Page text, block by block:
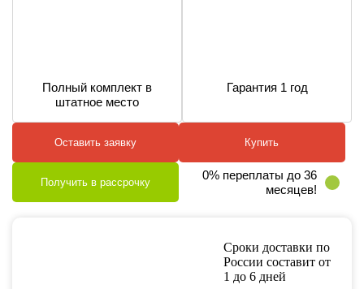
Полный комплект в
штатное место
Гарантия 1 год
Оставить заявку Купить
Получить в рассрочку
0% переплаты до 36
месяцев!
Сроки доставки по
России составит от
1 до 6 дней